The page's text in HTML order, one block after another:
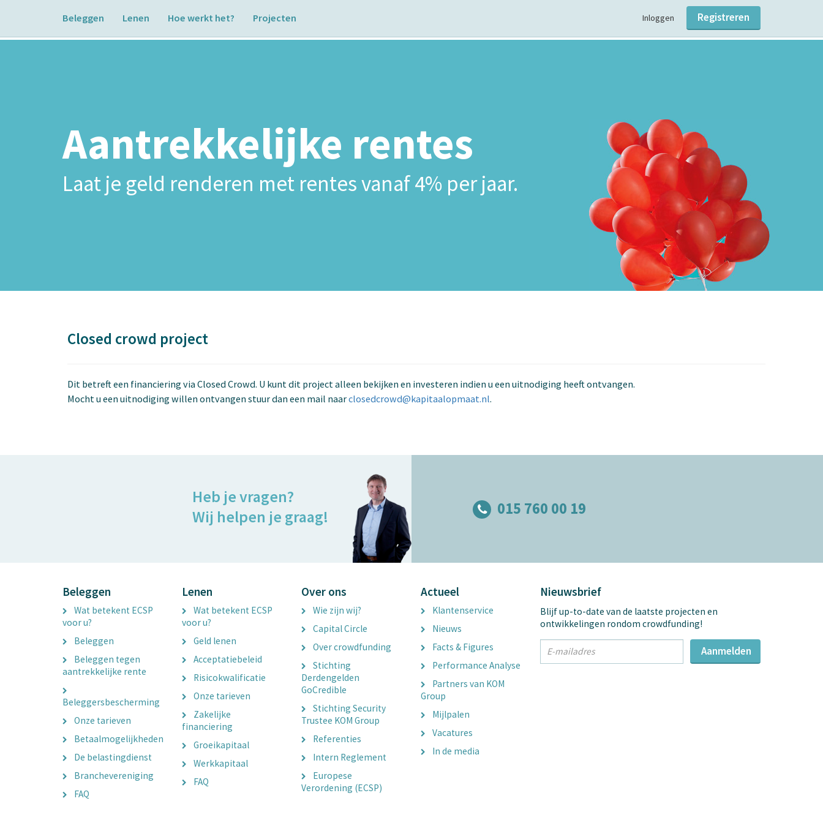
Beleggen Lenen Hoe werkt het? Projecten Inloggen Registreren
Aantrekkelijke rentes
Laat je geld renderen met rentes vanaf 4% per jaar.
Closed crowd project
Dit betreft een financiering via Closed Crowd. U kunt dit project alleen bekijken en investeren indien u een uitnodiging heeft ontvangen.
Mocht u een uitnodiging willen ontvangen stuur dan een mail naarclosedcrowd@kapitaalopmaat.nl.
015 760 00 19
Heb je vragen?
Wij helpen je graag!
Beleggen
Wat betekent ECSP
voor u?
Beleggen
Beleggen tegen
aantrekkelijke rente
Beleggersbescherming
Onze tarieven
Betaalmogelijkheden
De belastingdienst
Branchevereniging
FAQ
Lenen
Wat betekent ECSP
voor u?
Geld lenen
Acceptatiebeleid
Risicokwalificatie
Onze tarieven
Zakelijke
financiering
Groeikapitaal
Werkkapitaal
FAQ
Over ons
Wie zijn wij?
Capital Circle
Over crowdfunding
Stichting
Derdengelden
GoCredible
Stichting Security
Trustee KOM Group
Referenties
Intern Reglement
Europese
Verordening (ECSP)
Actueel
Klantenservice
Nieuws
Facts & Figures
Performance Analyse
Partners van KOM
Group
Mijlpalen
Vacatures
In de media
Nieuwsbrief
Blijf up-to-date van de laatste projecten en
ontwikkelingen rondom crowdfunding!
Email
Aanmelden